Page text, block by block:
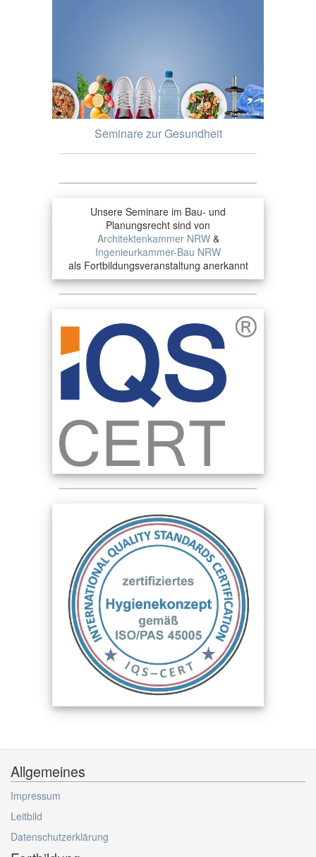
Seminare zur Gesundheit
Unsere Seminare im Bau- und
Planungsrecht sind von
Architektenkammer NRW&
Ingenieurkammer-Bau NRW
als Fortbildungsveranstaltung anerkannt
Allgemeines
Impressum
Leitbild
Datenschutzerklärung